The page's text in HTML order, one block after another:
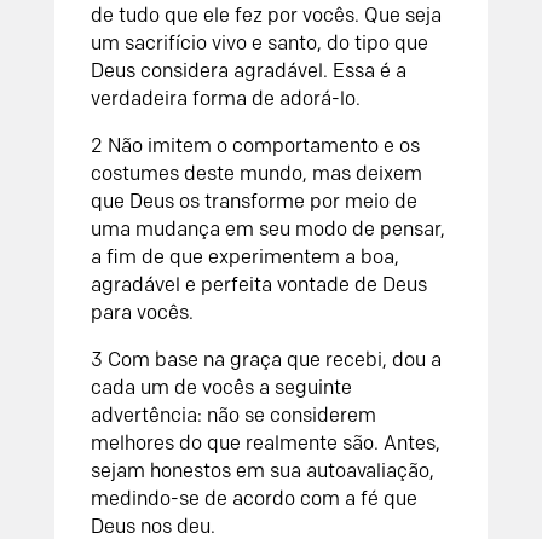
de tudo que ele fez por vocês. Que seja
um sacrifício vivo e santo, do tipo que
Deus considera agradável. Essa é a
verdadeira forma de adorá-lo.
2 Não imitem o comportamento e os
costumes deste mundo, mas deixem
que Deus os transforme por meio de
uma mudança em seu modo de pensar,
a fim de que experimentem a boa,
agradável e perfeita vontade de Deus
para vocês.
3 Com base na graça que recebi, dou a
cada um de vocês a seguinte
advertência: não se considerem
melhores do que realmente são. Antes,
sejam honestos em sua autoavaliação,
medindo-se de acordo com a fé que
Deus nos deu.